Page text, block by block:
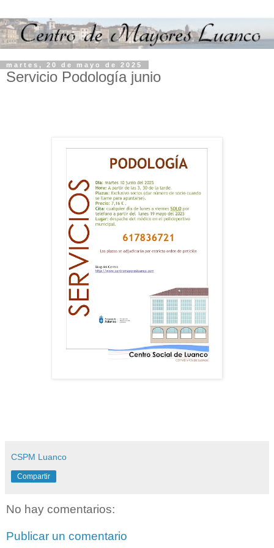
martes, 20 de mayo de 2025
Servicio Podología junio
CSPM Luanco
Compartir
No hay comentarios:
Publicar un comentario